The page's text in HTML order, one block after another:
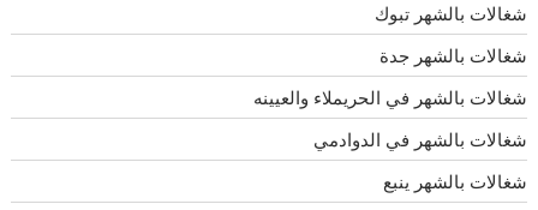
شغالات بالشهر تبوك
شغالات بالشهر جدة
شغالات بالشهر في الحريملاء والعيينه
شغالات بالشهر في الدوادمي
شغالات بالشهر ينبع